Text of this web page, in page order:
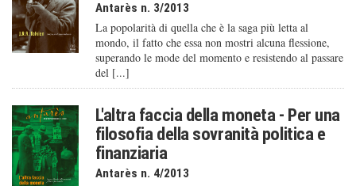
Antarès n. 3/2013
La popolarità di quella che è la saga più letta al
mondo, il fatto che essa non mostri alcuna flessione,
superando le mode del momento e resistendo al passare
del [...]
L'altra faccia della moneta - Per una
filosofia della sovranità politica e
finanziaria
Antarès n. 4/2013